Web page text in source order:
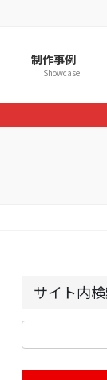
制作事例
Showcase
サイト内